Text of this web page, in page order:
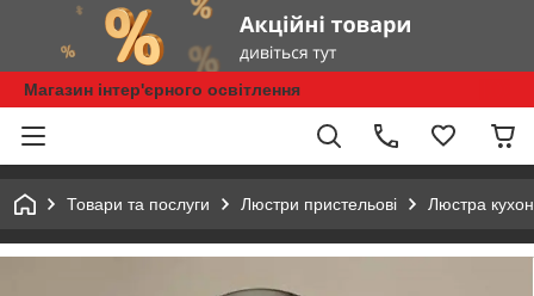
Магазин інтер'єрного освітлення
Товари та послуги Люстри пристельові Люстра